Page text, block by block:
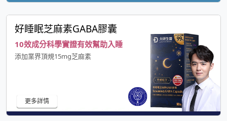
好睡眠芝麻素GABA膠囊
10效成分科學實證有效幫助入睡
添加業界頂規15mg芝麻素
更多詳情